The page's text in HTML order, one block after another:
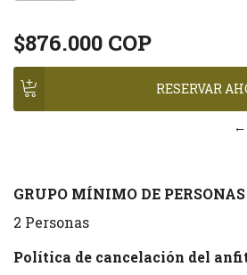
$876.000 COP
←
GRUPO MÍNIMO DE PERSONAS
2 Personas
Política de cancelación del